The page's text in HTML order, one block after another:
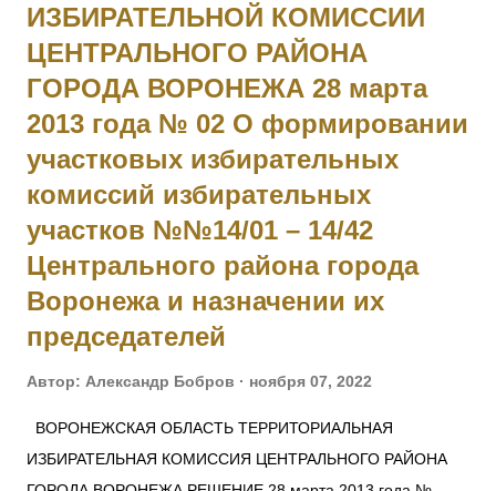
внебрачный — 1 Усть-Двинский латышский стр. батальон, 1
рота, подпрапорщик. За то, что в бою 5.07.1916, при атакеу
крепленной горки противника, восточнее д. Леп, будучи
послан сос воим взводом для разведки о результате
артиллерийской подготовки, примером личной храбрости
увлек за собой свой взвод, под губительным огнем его
ворвался в неприятельский окоп, где продолжало
ставаться, несмотря на то, что был серьезно ранен, до тех
пор, пока...
ИЗБИРАТЕЛЬНОЙ КОМИССИИ
ЦЕНТРАЛЬНОГО РАЙОНА
ГОРОДА ВОРОНЕЖА 28 марта
2013 года № 02 О формировании
участковых избирательных
комиссий избирательных
участков №№14/01 – 14/42
Центрального района города
Воронежа и назначении их
председателей
Автор: Александр Бобров ноября 07, 2022
ВОРОНЕЖСКАЯ ОБЛАСТЬ ТЕРРИТОРИАЛЬНАЯ
ИЗБИРАТЕЛЬНАЯ КОМИССИЯ ЦЕНТРАЛЬНОГО РАЙОНА